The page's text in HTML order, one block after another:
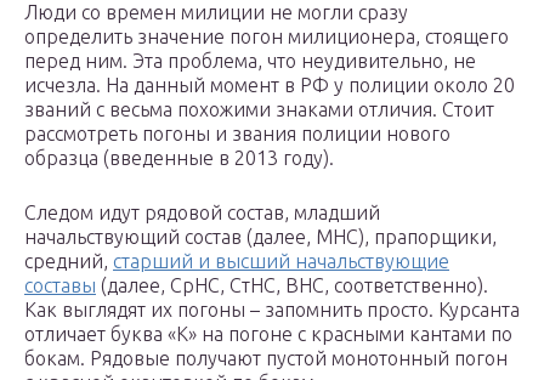
Люди со времен милиции не могли сразу
определить значение погон милиционера, стоящего
перед ним. Эта проблема, что неудивительно, не
исчезла. На данный момент в РФ у полиции около 20
званий с весьма похожими знаками отличия. Стоит
рассмотреть погоны и звания полиции нового
образца (введенные в 2013 году).
Следом идут рядовой состав, младший
начальствующий состав (далее, МНС), прапорщики,
средний, старший и высший начальствующие
составы (далее, СрНС, СтНС, ВНС, соответственно).
Как выглядят их погоны – запомнить просто. Курсанта
отличает буква «К» на погоне с красными кантами по
бокам. Рядовые получают пустой монотонный погон